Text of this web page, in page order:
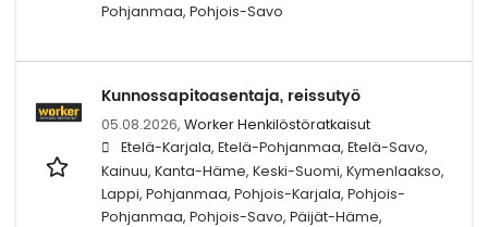
Pohjanmaa, Pohjois-Savo
Kunnossapitoasentaja, reissutyö
05.08.2026, Worker Henkilöstöratkaisut
Etelä-Karjala, Etelä-Pohjanmaa, Etelä-Savo,
Kainuu, Kanta-Häme, Keski-Suomi, Kymenlaakso,
Lappi, Pohjanmaa, Pohjois-Karjala, Pohjois-
Pohjanmaa, Pohjois-Savo, Päijät-Häme,